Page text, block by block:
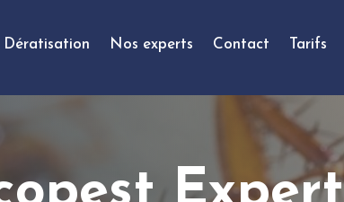
Dératisation Nos experts Contact Tarifs